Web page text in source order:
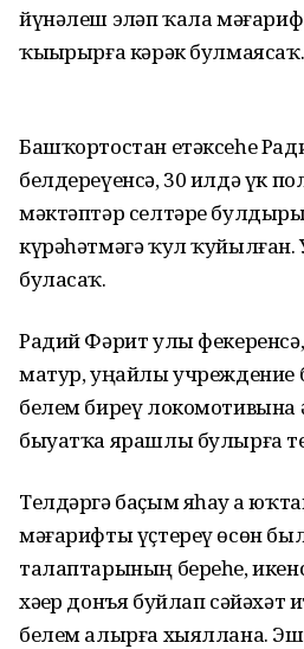
йүнәлеш эҙләп ҡала
ҡыҙырырға кәрәк булмаясаҡ.
Башҡортостан етәксеһе
белдереүенсә, 30 илдә үк
мәктәптәр селтәре
күрәһәтмәгә ҡул ҡуйылған.
буласаҡ.
Радий Фәрит улы
матур, уңайлы учреждение
белем биреү локомотивына
быуатҡа ярашлы булырға
Телдәргә баҫым яһау ҙа
мәғарифты үҫтереү өсөн
талаптарының береһе,
хәҙер донъя буйлап сәйәхәт
белем алырға хыяллана. Эш